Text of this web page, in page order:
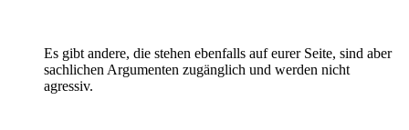
Es gibt andere, die stehen ebenfalls auf eurer Seite, sind aber
sachlichen Argumenten zugänglich und werden nicht
agressiv.